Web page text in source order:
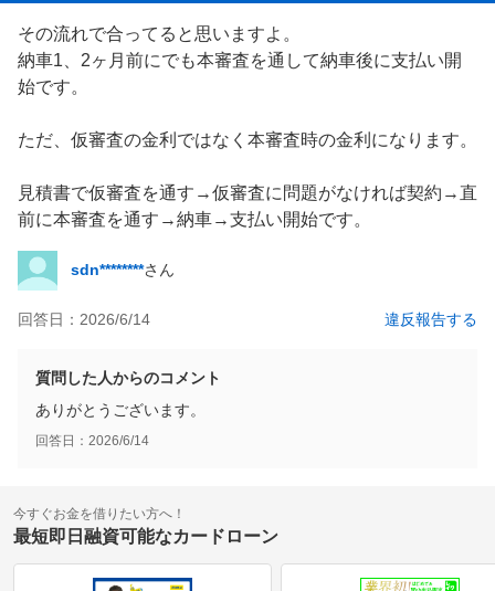
その流れで合ってると思いますよ。
納車1、2ヶ月前にでも本審査を通して納車後に支払い開
始です。
ただ、仮審査の金利ではなく本審査時の金利になります。
見積書で仮審査を通す→仮審査に問題がなければ契約→直
前に本審査を通す→納車→支払い開始です。
sdn********さん
回答日： 2026/6/14 違反報告する
質問した人からのコメント
ありがとうございます。
回答日： 2026/6/14
今すぐお金を借りたい方へ！
最短即日融資可能なカードローン